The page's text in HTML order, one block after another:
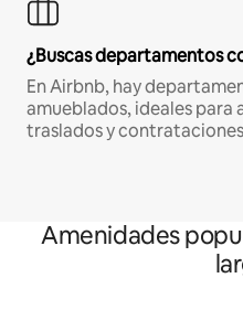
¿Buscas departamentos
En Airbnb, hay
amueblados, ideales
traslados y
Amenidades